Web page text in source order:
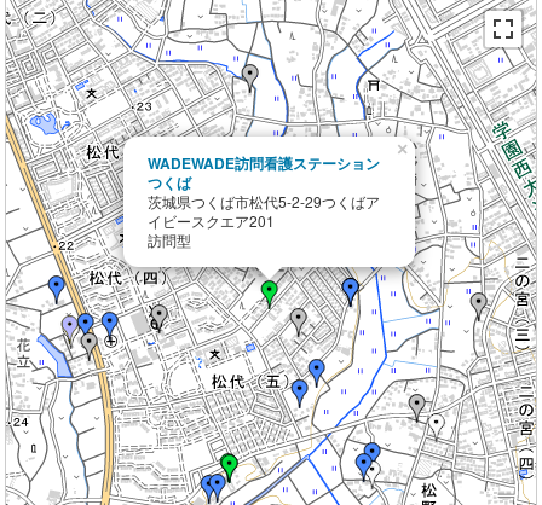
WADEWADE訪問看護ステーション
つくば
茨城県つくば市松代5-2-29つくばア
イビースクエア201
訪問型
×